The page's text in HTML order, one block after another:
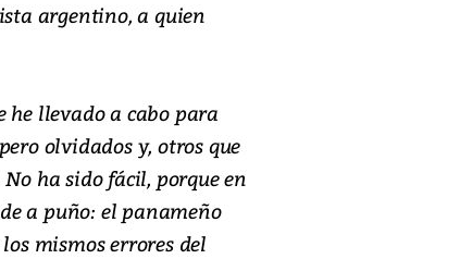
argentino, a quien
he llevado a cabo para
olvidados y, otros que
ha sido fácil, porque en
a puño: el panameño
mismos errores del